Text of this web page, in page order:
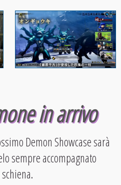
in arrivo
Demon Showcase sarà
sempre accompagnato